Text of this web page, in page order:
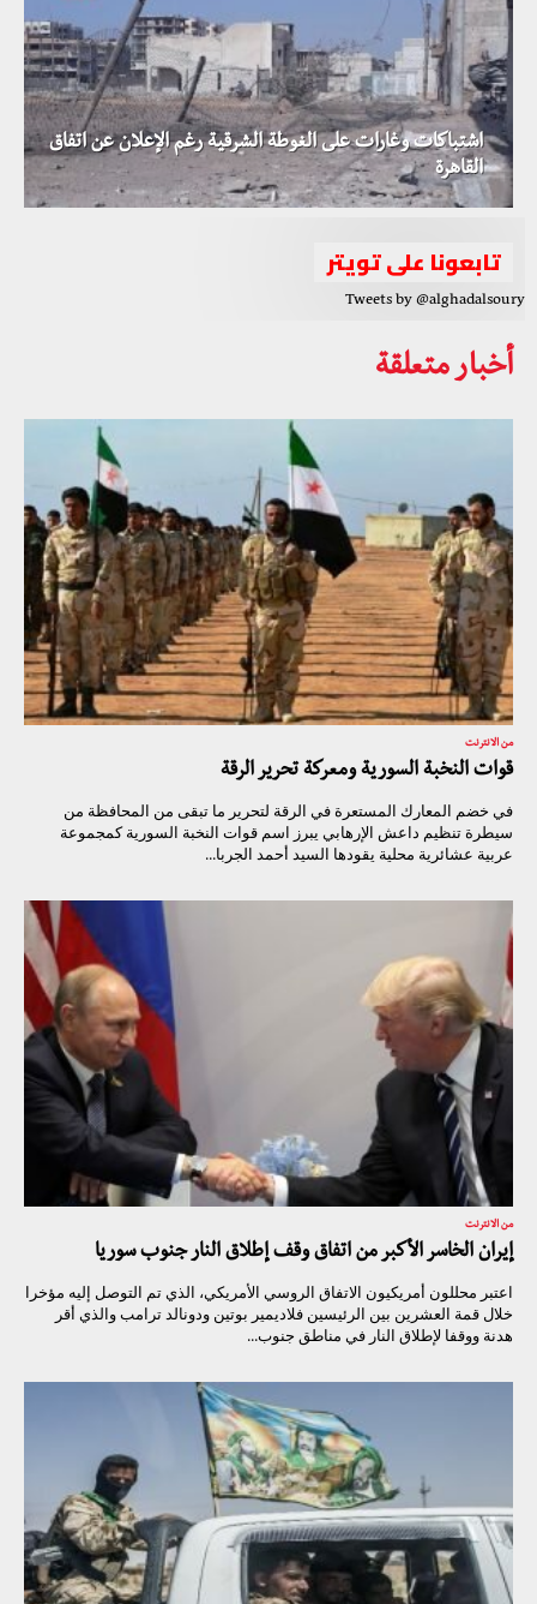
اشتباكات وغارات على الغوطة الشرقية رغم الإعلان عن اتفاق
القاهرة
تابعونا على تويتر
Tweets by @alghadalsoury
أخبار متعلقة
من الانترنت
قوات النخبة السورية ومعركة تحرير الرقة
في خضم المعارك المستعرة في الرقة لتحرير ما تبقى من المحافظة من
سيطرة تنظيم داعش الإرهابي يبرز اسم قوات النخبة السورية كمجموعة
عربية عشائرية محلية يقودها السيد أحمد الجربا...
من الانترنت
إيران الخاسر الأكبر من اتفاق وقف إطلاق النار جنوب سوريا
اعتبر محللون أمريكيون الاتفاق الروسي الأمريكي، الذي تم التوصل إليه مؤخرا
خلال قمة العشرين بين الرئيسين فلاديمير بوتين ودونالد ترامب والذي أقر
هدنة ووقفا لإطلاق النار في مناطق جنوب...